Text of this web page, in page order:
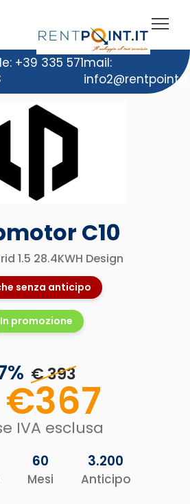
+39 335 571mail:
info2@rentpoint.it
C10
1.5 28.4KWH Design
senza anticipo
In promozione
% € 393
€367
IVA esclusa
60
Mesi
3.200
Anticipo